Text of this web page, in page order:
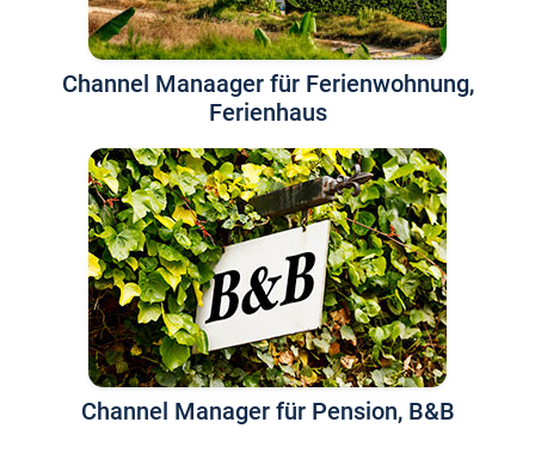
Channel Manaager für Ferienwohnung,
Ferienhaus
Channel Manager für Pension, B&B